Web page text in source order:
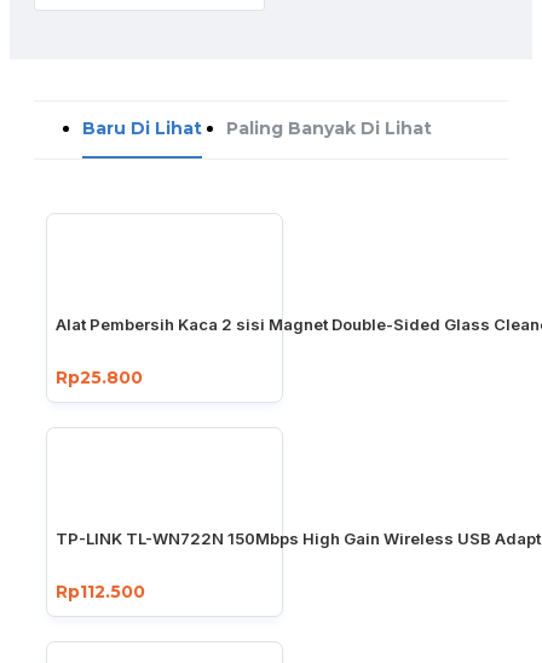
Baru Di Lihat Paling Banyak Di Lihat
Alat Pembersih Kaca 2 sisi Magnet Double-Sided Glass
Rp25.800
TP-LINK TL-WN722N 150Mbps High Gain Wireless USB
Rp112.500